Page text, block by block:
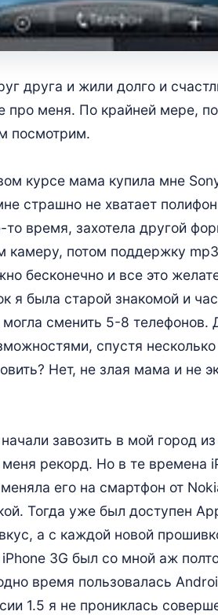
друга и жили долго и
про меня. По крайней мере,
посмотрим.
курсе мама купила мне
страшно не хватает
время, захотела другой
камеру, потом поддержку
бесконечно и все это
я была старой знакомой и
сменить 5-8 телефонов.
спустя
Нет, не злая мама и не
начали завозить в мой
рекорд. Но в те времена
его на смартфон от
Тогда уже был доступен
а с каждой новой
3G был со мной аж
время пользовалась
1.5 я не прониклась